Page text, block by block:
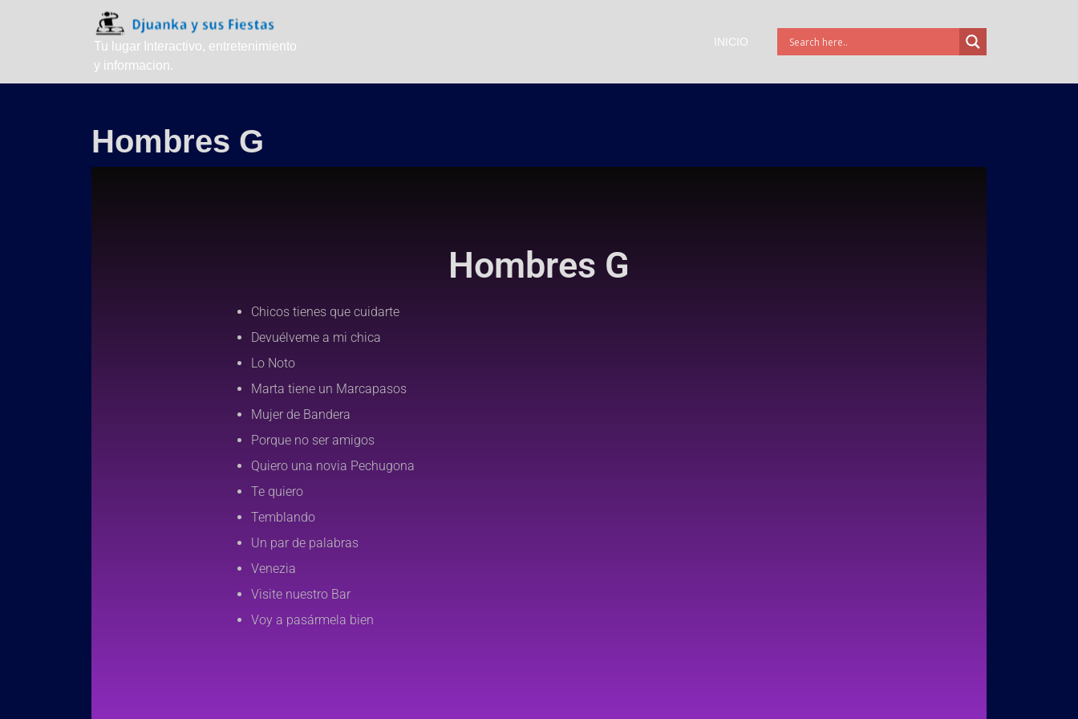
Tu lugar Interactivo, entretenimiento
y informacion.
INICIO
Hombres G
Hombres G
Chicos tienes que cuidarte
Devuélveme a mi chica
Lo Noto
Marta tiene un Marcapasos
Mujer de Bandera
Porque no ser amigos
Quiero una novia Pechugona
Te quiero
Temblando
Un par de palabras
Venezia
Visite nuestro Bar
Voy a pasármela bien